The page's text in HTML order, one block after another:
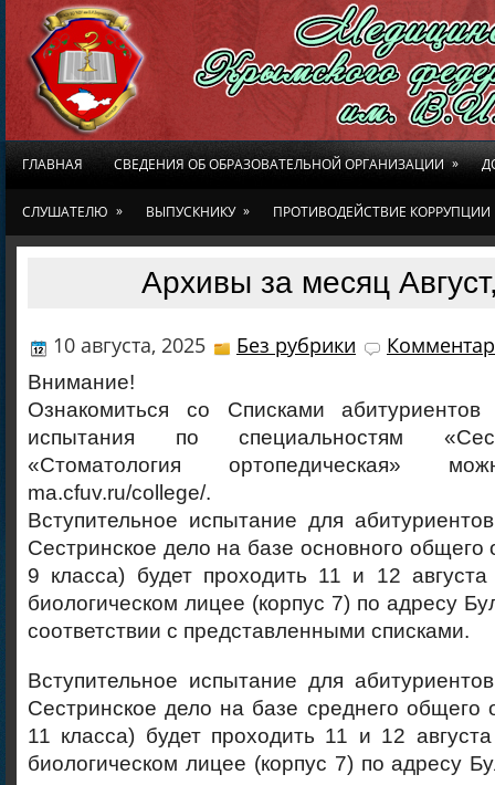
ГЛАВНАЯ СВЕДЕНИЯ ОБ ОБРАЗОВАТЕЛЬНОЙ ОРГАНИЗАЦИИ »
СЛУШАТЕЛЮ » ВЫПУСКНИКУ » ПРОТИВОДЕЙСТВИЕ КОРРУПЦИИ
Архивы за месяц
10 августа, 2025 Без рубрики
Внимание!
Ознакомиться со Списками абитуриентов
испытания по специальностям
«Стоматология ортопедическая»
ma.cfuv.ru/college/.
Вступительное испытание для
Сестринское дело на базе основного общего
9 класса) будет проходить 11 и 12
биологическом лицее (корпус 7) по адресу
соответствии с представленными списками.
Вступительное испытание для
Сестринское дело на базе среднего общего
11 класса) будет проходить 11 и 12
биологическом лицее (корпус 7) по адресу